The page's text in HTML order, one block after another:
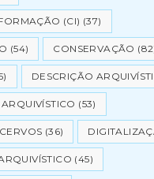
(CI) (37)
(54) CONSERVAÇÃO
DESCRIÇÃO
(53)
(36)
(45)